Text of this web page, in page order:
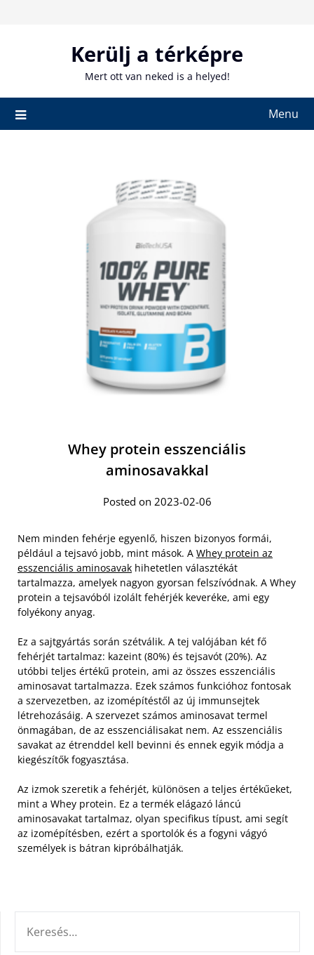
Kerülj a térképre
Mert ott van neked is a helyed!
Menu
Whey protein esszenciális
aminosavakkal
Posted on 2023-02-06
Nem minden fehérje egyenlő, hiszen bizonyos formái,
például a tejsavó jobb, mint mások. A Whey protein az
esszenciális aminosavak hihetetlen választékát
tartalmazza, amelyek nagyon gyorsan felszívódnak. A Whey
protein a tejsavóból izolált fehérjék keveréke, ami egy
folyékony anyag.
Ez a sajtgyártás során szétválik. A tej valójában két fő
fehérjét tartalmaz: kazeint (80%) és tejsavót (20%). Az
utóbbi teljes értékű protein, ami az összes esszenciális
aminosavat tartalmazza. Ezek számos funkcióhoz fontosak
a szervezetben, az izomépítéstől az új immunsejtek
létrehozásáig. A szervezet számos aminosavat termel
önmagában, de az esszenciálisakat nem. Az esszenciális
savakat az étrenddel kell bevinni és ennek egyik módja a
kiegészítők fogyasztása.
Az izmok szeretik a fehérjét, különösen a teljes értékűeket,
mint a Whey protein. Ez a termék elágazó láncú
aminosavakat tartalmaz, olyan specifikus típust, ami segít
az izomépítésben, ezért a sportolók és a fogyni vágyó
személyek is bátran kipróbálhatják.